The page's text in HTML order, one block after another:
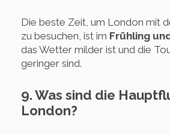
Die beste Zeit, um London mit
zu besuchen, ist im Frühling
das Wetter milder ist und die
geringer sind.
9. Was sind die
London?